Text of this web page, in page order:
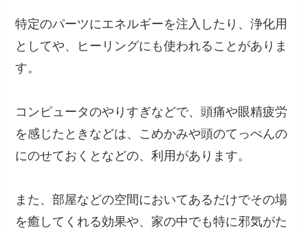
特定のパーツにエネルギーを注入したり、浄化用
としてや、ヒーリングにも使われることがありま
す。
コンピュータのやりすぎなどで、頭痛や眼精疲労
を感じたときなどは、こめかみや頭のてっぺんの
にのせておくとなどの、利用があります。
また、部屋などの空間においてあるだけでその場
を癒してくれる効果や、家の中でも特に邪気がた